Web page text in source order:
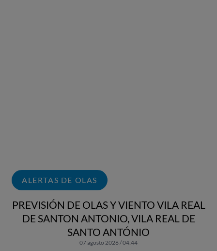
ALERTAS DE OLAS
PREVISIÓN DE OLAS Y VIENTO VILA REAL
DE SANTON ANTONIO, VILA REAL DE
SANTO ANTÓNIO
07 agosto 2026 / 04:44